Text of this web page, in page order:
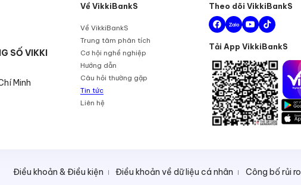
SỐ VIKKI
Minh
Về VikkiBankS
Về VikkiBankS
Trung tâm phân tích
Cơ hội nghề nghiệp
Hướng dẫn
Câu hỏi thường gặp
Tin tức
Liên hệ
Theo dõi VikkiBankS
Tải App VikkiBankS
Điều khoản & Điều kiện Điều khoản về dữ liệu cá nhân Công bố rủi ro